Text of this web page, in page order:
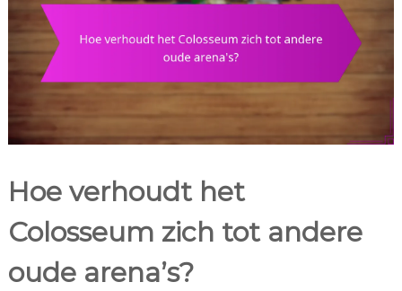
Hoe verhoudt het
Colosseum zich tot andere
oude arena’s?